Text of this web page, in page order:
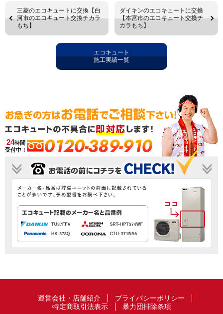
三菱のエコキュートに交換【白
河市のエコキュート交換チカラ
もち】
ダイキンのエコキュートに交換
【本宮市のエコキュート交換チ
カラもち】
エコキュート
施工実績一覧
24時間
受付中！
0120-389-910
運営会社・店舗紹介
プライバシーポリシー
特定商取引法表示
暴力団排除条項